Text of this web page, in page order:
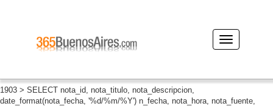
1903 > SELECT nota_id, nota_titulo, nota_descripcion,
date_format(nota_fecha, '%d/%m/%Y') n_fecha, nota_hora, nota_fuente,
Desplegar
navegación